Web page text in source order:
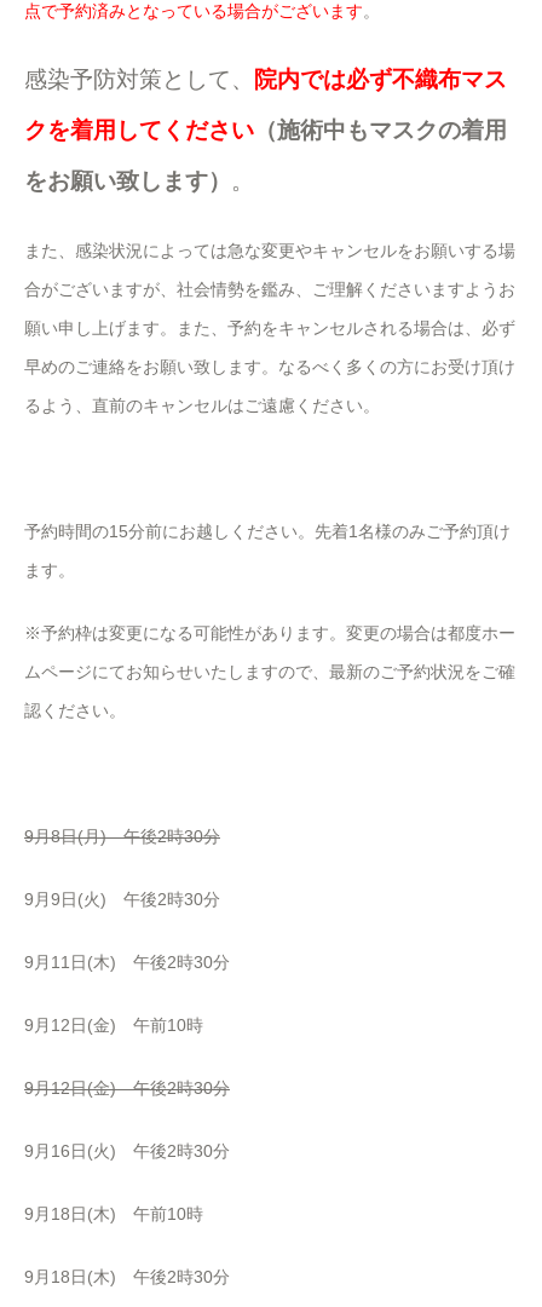
点で予約済みとなっている場合がございます。
感染予防対策として、
院内では必ず不織布マス
クを着用してください （施術中もマスクの着用
をお願い致します） 。
また、感染状況によっては急な変更やキャンセルをお願いする場
合がございますが、社会情勢を鑑み、ご理解くださいますようお
願い申し上げます。また、予約をキャンセルされる場合は、必ず
早めのご連絡をお願い致します。なるべく多くの方にお受け頂け
るよう、直前のキャンセルはご遠慮ください。
予約時間の15分前にお越しください。先着1名様のみご予約頂け
ます。
※予約枠は変更になる可能性があります。変更の場合は都度ホー
ムページにてお知らせいたしますので、最新のご予約状況をご確
認ください。
9月8日(月) 午後2時30分
9月9日(火) 午後2時30分
9月11日(木) 午後2時30分
9月12日(金) 午前10時
9月12日(金) 午後2時30分
9月16日(火) 午後2時30分
9月18日(木) 午前10時
9月18日(木) 午後2時30分